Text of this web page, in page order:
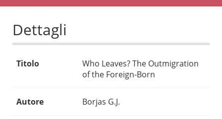
Dettagli
Titolo
Who Leaves? The Outmigration
of the Foreign-Born
Autore Borjas G.J.